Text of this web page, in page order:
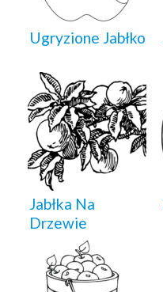
Ugryzione Jabłko
Jabłka Na
Drzewie